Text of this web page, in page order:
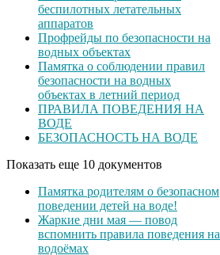
беспилотных летательных
аппаратов
Профрейды по безопасности на
водных объектах
Памятка о соблюдении правил
безопасности на водных
объектах в летний период
ПРАВИЛА ПОВЕДЕНИЯ НА
ВОДЕ
БЕЗОПАСНОСТЬ НА ВОДЕ
Показать еще 10 документов
Памятка родителям о безопасном
поведении детей на воде!
Жаркие дни мая — повод
вспомнить правила поведения на
водоёмах